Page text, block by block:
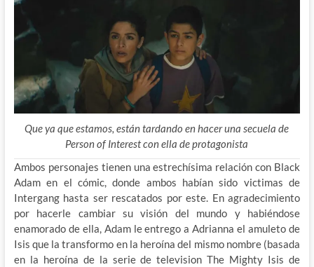
Que ya que estamos, están tardando en hacer una secuela de
Person of Interest con ella de protagonista
Ambos personajes tienen una estrechísima relación con Black
Adam en el cómic, donde ambos habían sido victimas de
Intergang hasta ser rescatados por este. En agradecimiento
por hacerle cambiar su visión del mundo y habiéndose
enamorado de ella, Adam le entrego a Adrianna el amuleto de
Isis que la transformo en la heroína del mismo nombre (basada
en la heroína de la serie de television The Mighty Isis de